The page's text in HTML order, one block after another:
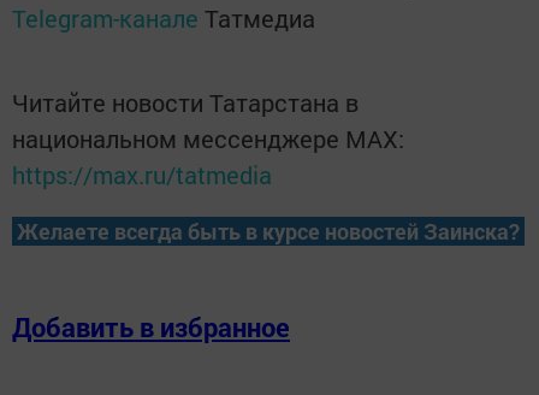
Telegram-канале Татмедиа
Читайте новости Татарстана в
национальном мессенджере MАХ:
https://max.ru/tatmedia
Желаете всегда быть в курсе новостей Заинска?
Добавить в избранное